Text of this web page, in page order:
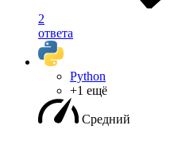
2
ответа
Python
+1 ещё
Средний